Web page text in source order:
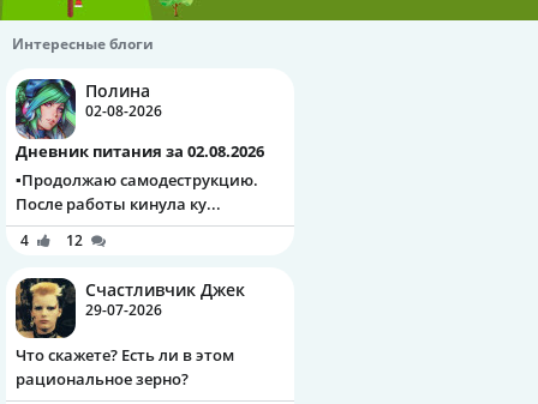
Интересные блоги
Полина
02-08-2026
Дневник питания за 02.08.2026
▪️Продолжаю самодеструкцию.
После работы кинула ку...
4 12
Счастливчик Джек
29-07-2026
Что скажете? Есть ли в этом
рациональное зерно?